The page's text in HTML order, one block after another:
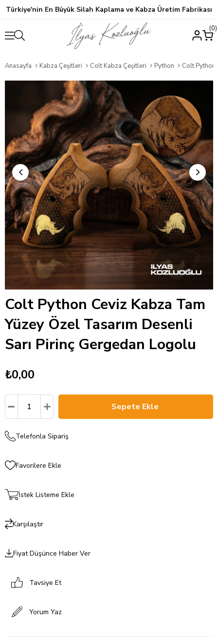
Türkiye'nin En Büyük Silah Kaplama ve Kabza Üretim Fabrikası
0
Anasayfa Kabza Çeşitleri Colt Kabza Çeşitleri Python Colt Python Ceviz
Colt Python Ceviz Kabza Tam
Yüzey Özel Tasarım Desenli
Sarı Pirinç Gergedan Logolu
₺0,00
Telefonla Sipariş
Favorilere Ekle
İstek Listeme Ekle
Karşılaştır
Fiyat Düşünce Haber Ver
Tavsiye Et
Yorum Yaz